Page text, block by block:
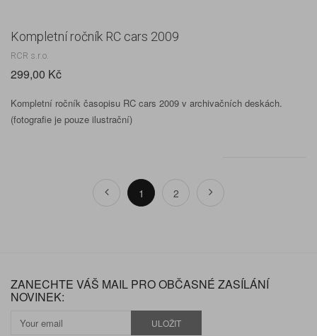
Kompletní ročník RC cars 2009
RCR s.r.o.
299,00 Kč
Kompletní ročník časopisu RC cars 2009 v archivačních deskách.
(fotografie je pouze ilustrační)
1 2
ZANECHTE VÁŠ MAIL PRO OBČASNÉ ZASÍLÁNÍ
NOVINEK:
ULOŽIT